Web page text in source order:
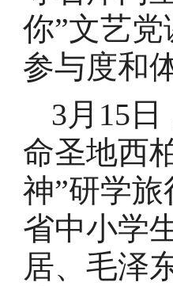
你”文艺
参与度和
3月15
命圣地西
神”研学
省中小学
居、毛泽